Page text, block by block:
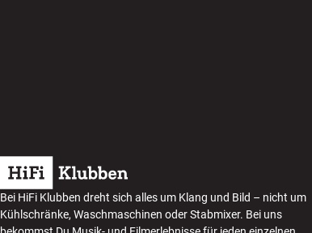
Bei HiFi Klubben dreht sich alles um Klang und Bild – nicht um
Kühlschränke, Waschmaschinen oder Stabmixer. Bei uns